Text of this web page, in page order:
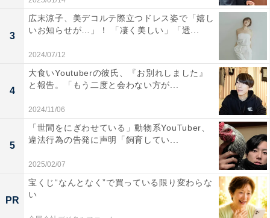
3
広末涼子、美デコルテ際立つドレス姿で「嬉し
いお知らせが…」！ 「凄く美しい」「透...
2024/07/12
4
大食いYoutuberの彼氏、『お別れしました』
と報告。「もう二度と会わない方が...
2024/11/06
5
「世間をにぎわせている」動物系YouTuber、
違法行為の告発に声明「飼育してい...
2025/02/07
PR
宝くじ“なんとなく”で買っている限り変わらな
い